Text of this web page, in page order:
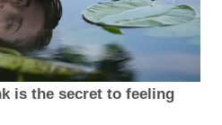
is the secret to feeling